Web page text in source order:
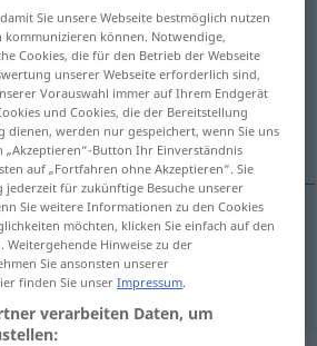
anklicken/antippen)
Sie unsere Webseite bestmöglich nutzen
können. Notwendige,
Cookies, die für den Betrieb der Webseite
unserer Webseite erforderlich sind,
Vorauswahl immer auf Ihrem Endgerät
und Cookies, die der Bereitstellung
dienen, werden nur gespeichert, wenn Sie uns
„Akzeptieren“-Button Ihr Einverständnis
auf „Fortfahren ohne Akzeptieren“. Sie
für zukünftige Besuche unserer
Sie weitere Informationen zu den Cookies
möchten, klicken Sie einfach auf den
Weitergehende Hinweise zu der
Sie ansonsten unserer
finden Sie unserImpressum.
verarbeiten Daten, um